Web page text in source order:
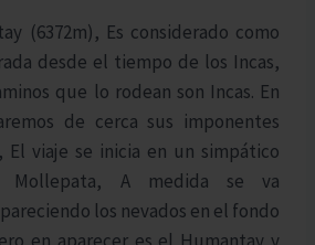
(6372m), Es considerado como
desde el tiempo de los Incas,
que lo rodean son Incas. En
de cerca sus imponentes
El viaje se inicia en un simpático
Mollepata, A medida se va
los nevados en el fondo
en aparecer es el Humantay y